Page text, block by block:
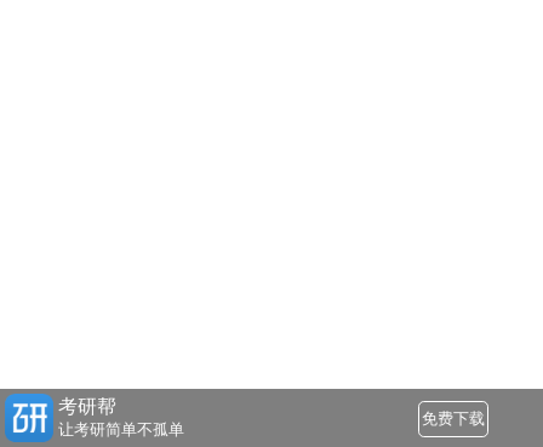
考研帮
让考研简单不孤单
免费下载